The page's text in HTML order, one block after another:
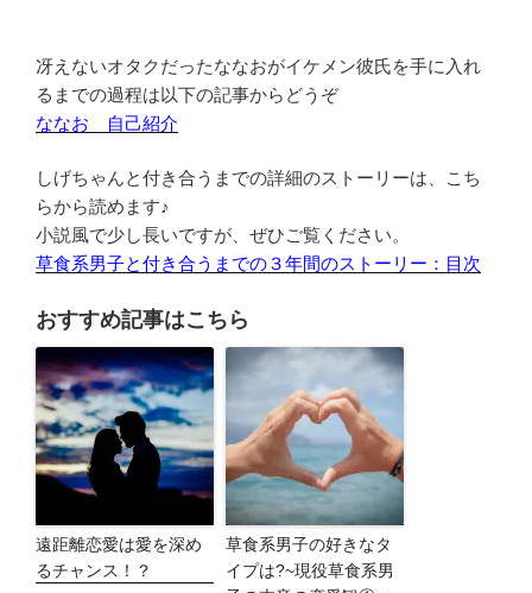
冴えないオタクだったななおがイケメン彼氏を手に入れ
るまでの過程は以下の記事からどうぞ
ななお 自己紹介
しげちゃんと付き合うまでの詳細のストーリーは、こち
らから読めます♪
小説風で少し長いですが、ぜひご覧ください。
草食系男子と付き合うまでの３年間のストーリー：目次
おすすめ記事はこちら
遠距離恋愛は愛を深め
るチャンス！？
草食系男子の好きなタ
イプは?~現役草食系男